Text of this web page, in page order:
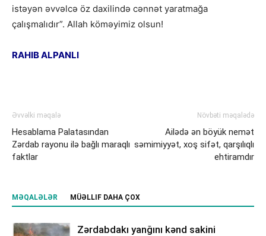
istəyən əvvəlcə öz daxilində cənnət yaratmağa
çalışmalıdır”. Allah köməyimiz olsun!
RAHIB ALPANLI
Əvvəlki məqalə
Hesablama Palatasından
Zərdab rayonu ilə bağlı maraqlı
faktlar
Növbəti məqalədə
Ailədə ən böyük nemət
səmimiyyət, xoş sifət, qarşılıqlı
ehtiramdır
MƏQALƏLƏR MÜƏLLIF DAHA ÇOX
Zərdabdakı yanğını kənd sakini